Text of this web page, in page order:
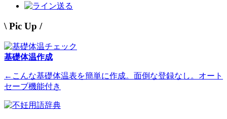
送る
\ Pic Up /
基礎体温作成
←こんな基礎体温表を簡単に作成。面倒な登録なし。オート
セーブ機能付き